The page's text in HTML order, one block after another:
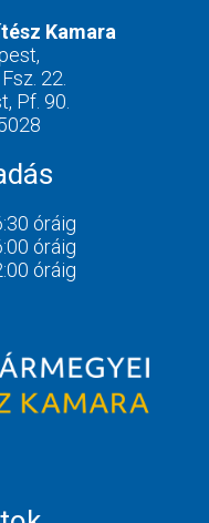
Kamara
22.
Pf. 90.
óráig
óráig
óráig